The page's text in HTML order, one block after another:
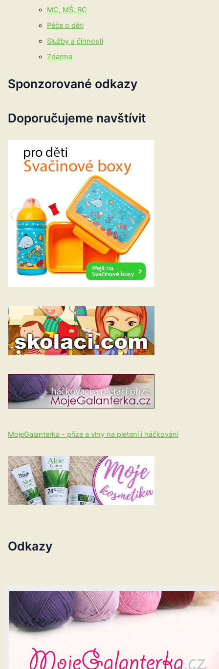
MC, MŠ, RC
Péče o děti
Služby a činnosti
Zdarma
Sponzorované odkazy
Doporučujeme navštívit
MojeGalanterka - příze a vlny na pletení i háčkování
Odkazy